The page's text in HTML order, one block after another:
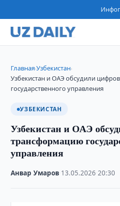
Главная›Узбекистан›
Узбекистан и ОАЭ обсудили
государственного управления
УЗБЕКИСТАН
Узбекистан и ОАЭ
трансформацию
управления
Анвар Умаров 13.05.2026 ·20:30